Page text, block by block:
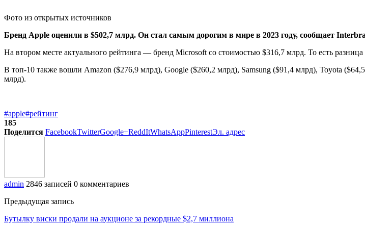
Фото из открытых источников
Бренд Apple оценили в $502,7 млрд. Он стал самым дорогим в мире в 2023 году, сообщает
На втором месте актуального рейтинга — бренд Microsoft со стоимостью $316,7 млрд. То есть
В топ-10 также вошли Amazon ($276,9 млрд), Google ($260,2 млрд), Samsung ($91,4 млрд), Toyota
млрд).
#apple#рейтинг
185
Поделится FacebookTwitterGoogle+ReddItWhatsAppPinterestЭл. адрес
admin 2846 записей 0 комментариев
Предыдущая запись
Бутылку виски продали на аукционе за рекордные $2,7 миллиона